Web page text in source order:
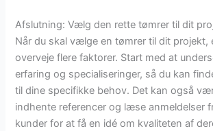
Afslutning: Vælg den rette tømrer til dit
Når du skal vælge en tømrer til dit projekt,
overveje flere faktorer. Start med at
erfaring og specialiseringer, så du kan
til dine specifikke behov. Det kan også
indhente referencer og læse anmeldelser
kunder for at få en idé om kvaliteten af